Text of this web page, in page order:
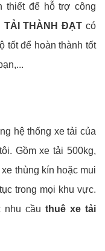
thiết để hỗ trợ công
TẢI THÀNH ĐẠT có
tốt để hoàn thành tốt
hệ thống xe tải của
Gồm xe tải 500kg,
thùng kín hoặc mui
trong mọi khu vực.
nhu cầu thuê xe tải